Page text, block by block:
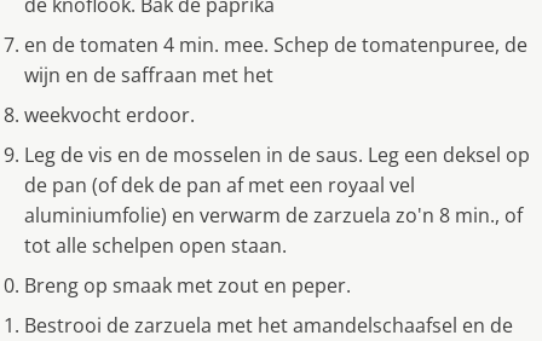
en de tomaten 4 min. mee. Schep de tomatenpuree, de
wijn en de saffraan met het
weekvocht erdoor.
Leg de vis en de mosselen in de saus. Leg een deksel op
de pan (of dek de pan af met een royaal vel
aluminiumfolie) en verwarm de zarzuela zo'n 8 min., of
tot alle schelpen open staan.
Breng op smaak met zout en peper.
Bestrooi de zarzuela met het amandelschaafsel en de